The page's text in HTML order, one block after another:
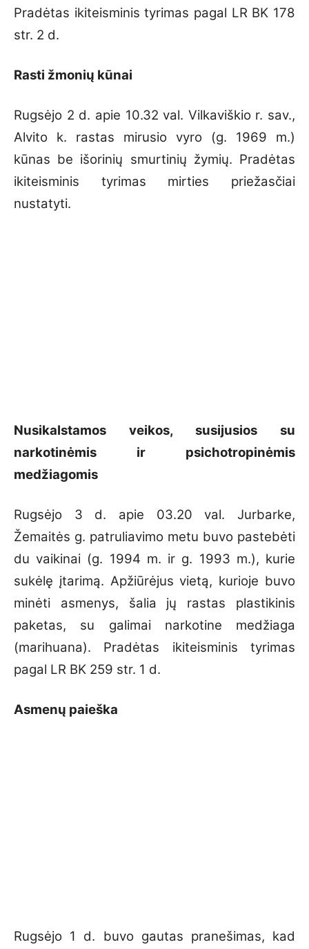
Pradėtas ikiteisminis tyrimas pagal LR BK 178
str. 2 d.
Rasti žmonių kūnai
Rugsėjo 2 d. apie 10.32 val. Vilkaviškio r. sav.,
Alvito k. rastas mirusio vyro (g. 1969 m.)
kūnas be išorinių smurtinių žymių. Pradėtas
ikiteisminis tyrimas mirties priežasčiai
nustatyti.
Nusikalstamos veikos, susijusios su
narkotinėmis ir psichotropinėmis
medžiagomis
Rugsėjo 3 d. apie 03.20 val. Jurbarke,
Žemaitės g. patruliavimo metu buvo pastebėti
du vaikinai (g. 1994 m. ir g. 1993 m.), kurie
sukėlę įtarimą. Apžiūrėjus vietą, kurioje buvo
minėti asmenys, šalia jų rastas plastikinis
paketas, su galimai narkotine medžiaga
(marihuana). Pradėtas ikiteisminis tyrimas
pagal LR BK 259 str. 1 d.
Asmenų paieška
Rugsėjo 1 d. buvo gautas pranešimas, kad